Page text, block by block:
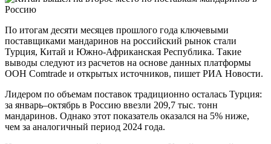
По итогам десяти месяцев прошлого года ключевыми
поставщиками мандаринов на российский рынок стали
Турция, Китай и Южно-Африканская Республика. Такие
выводы следуют из расчетов на основе данных платформы
ООН Comtrade и открытых источников, пишет РИА Новости.
Лидером по объемам поставок традиционно осталась Турция:
за январь–октябрь в Россию ввезли 209,7 тыс. тонн
мандаринов. Однако этот показатель оказался на 5% ниже,
чем за аналогичный период 2024 года.